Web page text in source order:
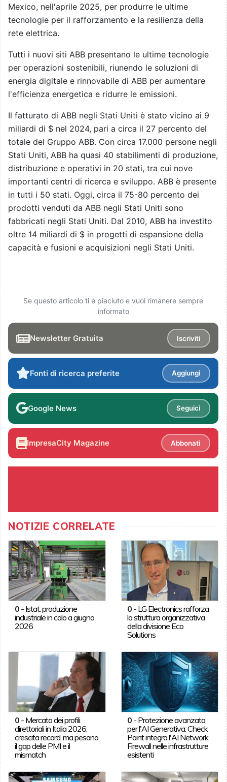
Mexico, nell'aprile 2025, per produrre le ultime
tecnologie per il rafforzamento e la resilienza della
rete elettrica.
Tutti i nuovi siti ABB presentano le ultime tecnologie
per operazioni sostenibili, riunendo le soluzioni di
energia digitale e rinnovabile di ABB per aumentare
l'efficienza energetica e ridurre le emissioni.
Il fatturato di ABB negli Stati Uniti è stato vicino ai 9
miliardi di $ nel 2024, pari a circa il 27 percento del
totale del Gruppo ABB. Con circa 17.000 persone negli
Stati Uniti, ABB ha quasi 40 stabilimenti di produzione,
distribuzione e operativi in 20 stati, tra cui nove
importanti centri di ricerca e sviluppo. ABB è presente
in tutti i 50 stati. Oggi, circa il 75-80 percento dei
prodotti venduti da ABB negli Stati Uniti sono
fabbricati negli Stati Uniti. Dal 2010, ABB ha investito
oltre 14 miliardi di $ in progetti di espansione della
capacità e fusioni e acquisizioni negli Stati Uniti.
Se questo articolo ti è piaciuto e vuoi rimanere sempre
informato
Newsletter Gratuita Iscriviti
Fonti di ricerca preferite Aggiungi
Google News Seguici
ImpresaCity Magazine Abbonati
NOTIZIE CORRELATE
0- Istat: produzione
industriale in calo a giugno
2026
0 - LG Electronics rafforza
la struttura organizzativa
della divisione Eco
Solutions
0- Mercato dei profili
direttoriali in Italia 2026:
crescita record, ma pesano
il gap delle PMI e il
mismatch
0 - Protezione avanzata
per l'AI Generativa: Check
Point integra l'AI Network
Firewall nelle infrastrutture
esistenti